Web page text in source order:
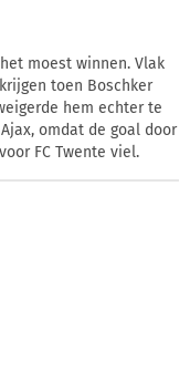
moest winnen. Vlak
toen Boschker
hem echter te
omdat de goal door
FC Twente viel.